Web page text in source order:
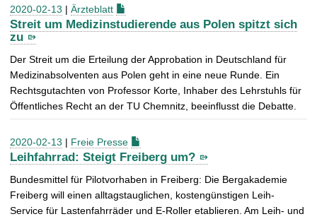
2020-02-13 | Ärzteblatt
Streit um Medizinstudierende aus Polen spitzt sich
zu
Der Streit um die Erteilung der Approbation in Deutschland für
Medizinabsol­venten aus Polen geht in eine neue Runde. Ein
Rechtsgutachten von Professor Korte, Inhaber des Lehrstuhls für
Öffentliches Recht an der TU Chemnitz, beeinflusst die Debatte.
2020-02-13 | Freie Presse
Leihfahrrad: Steigt Freiberg um?
Bundesmittel für Pilotvorhaben in Freiberg: Die Bergakademie
Freiberg will einen alltagstauglichen, kostengünstigen Leih-
Service für Lastenfahrräder und E-Roller etablieren. Am Leih- und